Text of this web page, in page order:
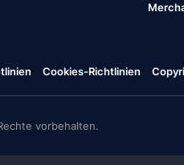
Cookies-Richtlinien
vorbehalten.